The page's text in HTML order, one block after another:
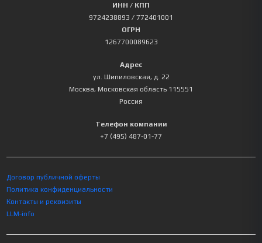
ИНН / КПП
9724238893 / 772401001
ОГРН
1267700089623
Адрес
ул. Шипиловская, д. 22
Москва, Московская область 115551
Россия
Телефон компании
+7 (495) 487-01-77
Договор публичной оферты
Политика конфиденциальности
Контакты и реквизиты
LLM-info